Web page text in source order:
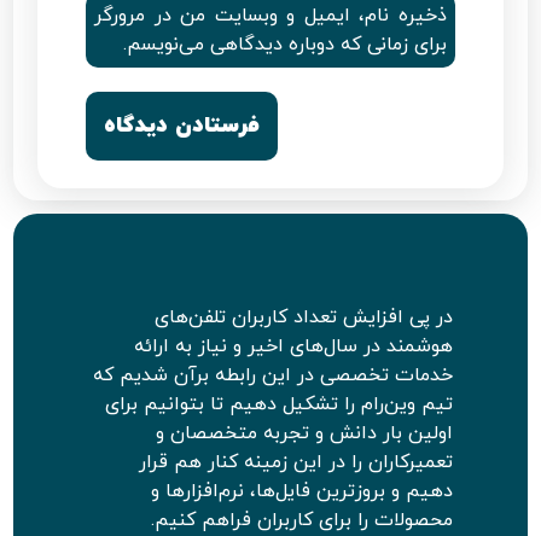
ذخیره نام، ایمیل و وبسایت من در مرورگر
برای زمانی که دوباره دیدگاهی می‌نویسم.
در پی افزایش تعداد کاربران تلفن‌های
هوشمند در سال‌های اخیر و نیاز به ارائه
خدمات تخصصی در این رابطه برآن شدیم که
تیم وین‌رام را تشکیل دهیم تا بتوانیم برای
اولین بار دانش و تجربه متخصصان و
تعمیرکاران را در این زمینه کنار هم قرار
دهیم و بروزترین فایل‌ها، نرم‌افزارها و
محصولات را برای کاربران فراهم کنیم.